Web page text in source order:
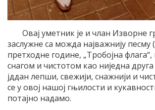
Овај уметник је и члан Изворне
заслужне са можда најважнију песму
претходне године, „Тробојна флага“,
снагом и чистотом као ниједна
јддан лепши, свежији, снажнији и
се у овој нашој гњилости и
потајно надамо.